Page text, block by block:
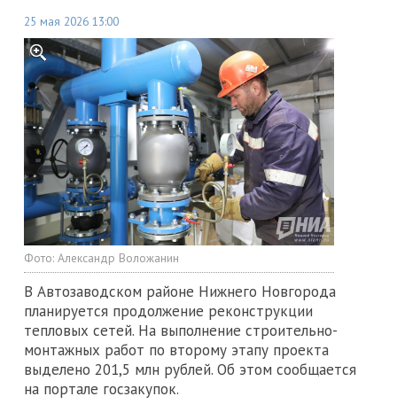
25 мая 2026 13:00
Фото: Александр Воложанин
В Автозаводском районе Нижнего Новгорода
планируется продолжение реконструкции
тепловых сетей. На выполнение строительно-
монтажных работ по второму этапу проекта
выделено 201,5 млн рублей. Об этом сообщается
на портале госзакупок.